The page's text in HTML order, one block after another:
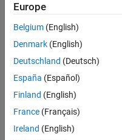
Trier par
Europe
Belgium (English)
Denmark (English)
Deutschland (Deutsch)
España (Español)
Finland (English)
France (Français)
Ireland (English)